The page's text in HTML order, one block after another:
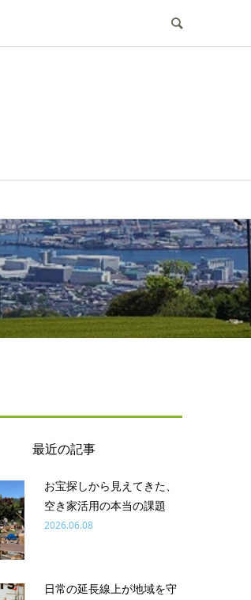
最近の記事
お宝探しから見えてきた、
空き家活用の本当の課題
2026.06.08
日常の延長線上が地域を守